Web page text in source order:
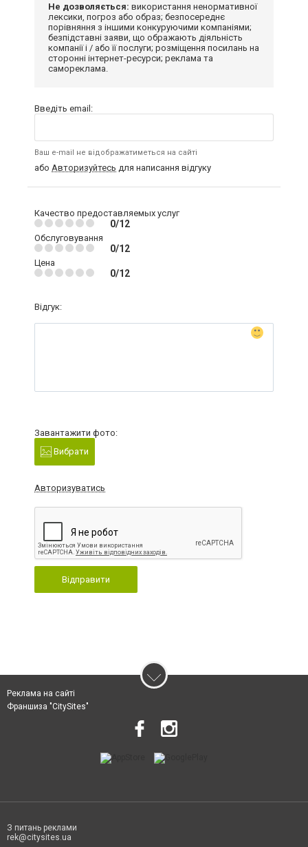
Не дозволяється: використання ненормативної
лексики, погроз або образ; безпосереднє
порівняння з іншими конкуруючими компаніями;
безпідставні заяви, що ображають діяльність
компанії і / або її послуги; розміщення посилань на
сторонні інтернет-ресурси; реклама та
самореклама.
Введіть email:
Ваш e-mail не відображатиметься на сайті
або Авторизуйтесь для написання відгуку
Качество предоставляемых услуг
0/12
Обслуговування
0/12
Цена
0/12
Відгук:
Завантажити фото:
Вибрати
Авторизуватись
Відправити
Реклама на сайті
Франшиза "CitySites"
З питань реклами
rek@citysites.ua